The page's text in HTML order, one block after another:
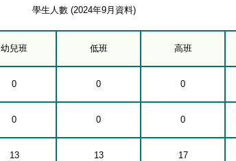
學生人數 (2024年9月資料)
幼兒班 低班 高班
0 0 0
0 0 0
13 13 17